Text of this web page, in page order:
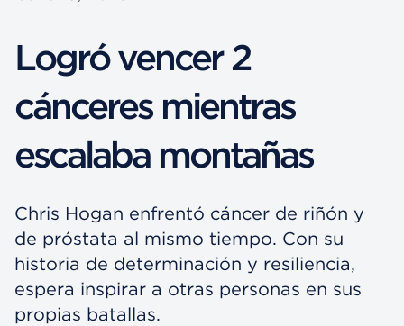
Logró vencer 2
cánceres mientras
escalaba montañas
Chris Hogan enfrentó cáncer de riñón y
de próstata al mismo tiempo. Con su
historia de determinación y resiliencia,
espera inspirar a otras personas en sus
propias batallas.